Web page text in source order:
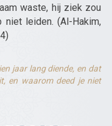
waste, hij ziek zou
niet leiden. (Al-Hakim,
jaar lang diende, en dat
en waarom deed je niet